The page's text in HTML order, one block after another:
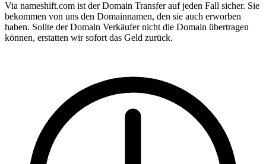
Via nameshift.com ist der Domain Transfer auf jeden Fall sicher. Sie
bekommen von uns den Domainnamen, den sie auch erworben
haben. Sollte der Domain Verkäufer nicht die Domain übertragen
können, erstatten wir sofort das Geld zurück.